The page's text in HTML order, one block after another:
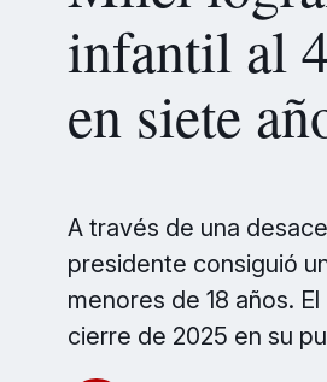
infantil al
en siete
A través de una
presidente consiguió
menores de 18 años.
cierre de 2025 en su